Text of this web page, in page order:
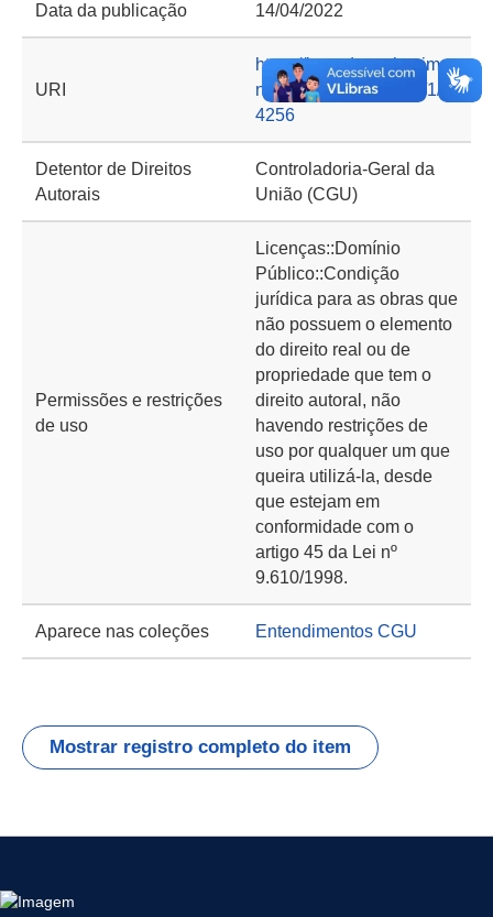
Data da publicação 14/04/2022
URI
https://basedeconhecime
nto.cgu.gov.br/handle/1/1
4256
Detentor de Direitos
Autorais
Controladoria-Geral da
União (CGU)
Permissões e restrições
de uso
Licenças::Domínio
Público::Condição
jurídica para as obras que
não possuem o elemento
do direito real ou de
propriedade que tem o
direito autoral, não
havendo restrições de
uso por qualquer um que
queira utilizá-la, desde
que estejam em
conformidade com o
artigo 45 da Lei nº
9.610/1998.
Aparece nas coleções Entendimentos CGU
Mostrar registro completo do item